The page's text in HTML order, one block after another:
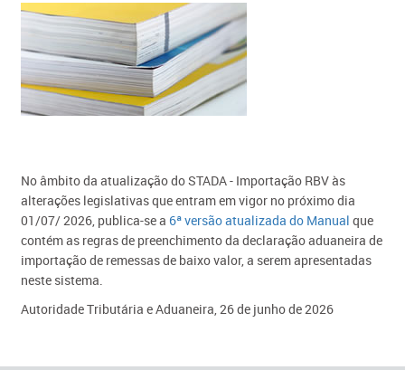
No âmbito da atualização do STADA - Importação RBV às
alterações legislativas que entram em vigor no próximo dia
01/07/ 2026, publica-se a 6ª versão atualizada do ​​Manual​ ​que
contém as regras de preenchimento da declaração aduaneira de
importação de remessas de baixo valor, a ​serem apresentadas
neste sistema.
Autoridade Tributária e Aduaneira, 26 de junho de 2026​​​​​